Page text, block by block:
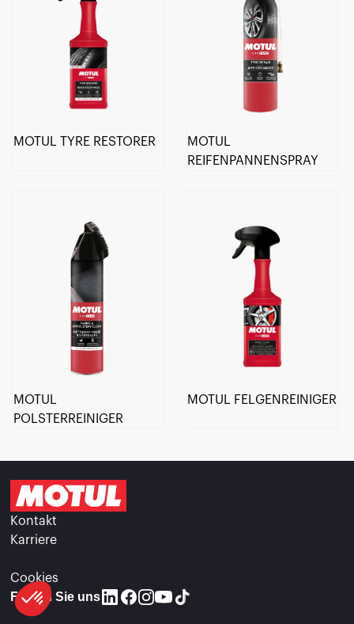
MOTUL TYRE RESTORER
MOTUL
REIFENPANNENSPRAY
MOTUL
POLSTERREINIGER
MOTUL FELGENREINIGER
Kontakt
Karriere
Cookies
Folgen Sie uns